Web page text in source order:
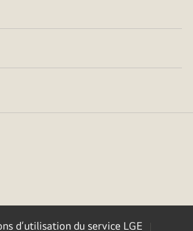
d’utilisation du service LGE